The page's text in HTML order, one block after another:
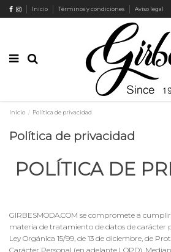
Inicio Términos y condiciones Aviso legal
Inicio Política de privacidad
Política de privacidad
POLÍTICA DE
GIRBESMODA.COM se compromete a
materia de tratamiento de datos de carácter
Ley Orgánica 15/99, de 13 de diciembre, de
Carácter Personal (en adelante LOPD).